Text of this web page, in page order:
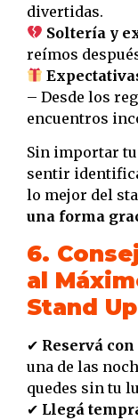
divertidas.
Soltería y
reímos
– Desde los
encuentros
Sin importar
sentir
lo mejor del
una forma
6.
al
Stand
✔ Reservá
una de las
quedes sin tu
✔ Llegá